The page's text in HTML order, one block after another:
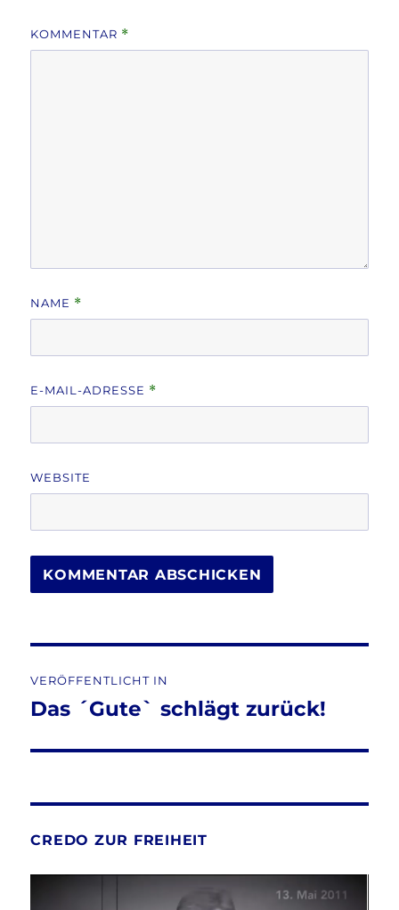
KOMMENTAR *
NAME *
E-MAIL-ADRESSE *
WEBSITE
VERÖFFENTLICHT IN
Das ´Gute` schlägt zurück!
CREDO ZUR FREIHEIT